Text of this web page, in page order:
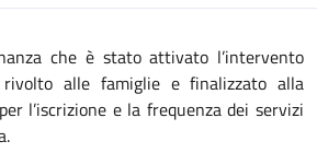
che è stato attivato l’intervento
alle famiglie e finalizzato alla
l’iscrizione e la frequenza dei servizi